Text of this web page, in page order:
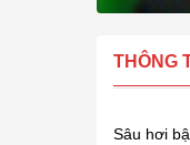
THÔNG
Sâu hơi